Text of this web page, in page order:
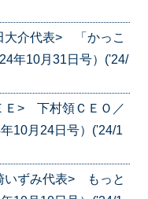
介代表> 「かっこ
年10月31日号）('24/
> 下村領ＣＥＯ／
10月24日号）('24/1
ずみ代表> もっと